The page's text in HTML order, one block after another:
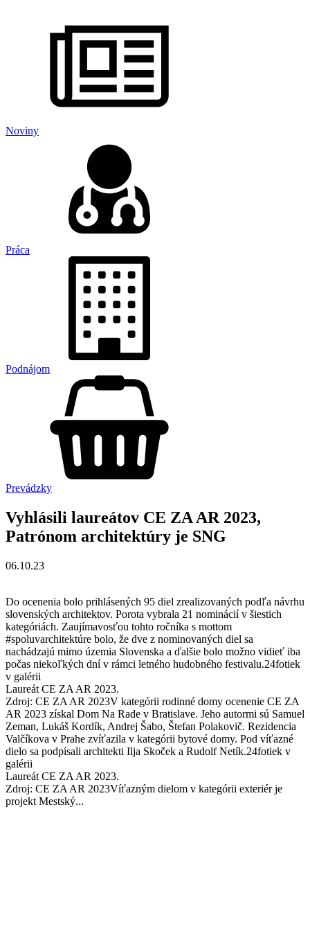
Noviny
Práca
Podnájom
Prevádzky
Vyhlásili laureátov CE ZA AR 2023,
Patrónom architektúry je SNG
06.10.23
Do ocenenia bolo prihlásených 95 diel zrealizovaných podľa návrhu
slovenských architektov. Porota vybrala 21 nominácií v šiestich
kategóriách. Zaujímavosťou tohto ročníka s mottom
#spoluvarchitektúre bolo, že dve z nominovaných diel sa
nachádzajú mimo územia Slovenska a ďalšie bolo možno vidieť iba
počas niekoľkých dní v rámci letného hudobného festivalu.24fotiek
v galérii
Laureát CE ZA AR 2023.
Zdroj: CE ZA AR 2023V kategórii rodinné domy ocenenie CE ZA
AR 2023 získal Dom Na Rade v Bratislave. Jeho autormi sú Samuel
Zeman, Lukáš Kordík, Andrej Šabo, Štefan Polakovič. Rezidencia
Valčíkova v Prahe zvíťazila v kategórii bytové domy. Pod víťazné
dielo sa podpísali architekti Ilja Skoček a Rudolf Netík.24fotiek v
galérii
Laureát CE ZA AR 2023.
Zdroj: CE ZA AR 2023Víťazným dielom v kategórii exteriér je
projekt Mestský...